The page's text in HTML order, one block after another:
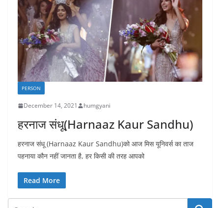
PERSON
December 14, 2021 humgyani
हरनाज संधू(Harnaaz Kaur Sandhu)
हरनाज संधू (Harnaaz Kaur Sandhu)को आज मिस यूनिवर्स का ताज
पहनाया कौन नहीं जानता है, हर किसी की तरह आपको
Read More